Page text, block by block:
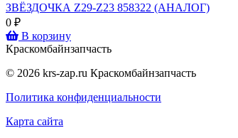
ЗВЁЗДОЧКА Z29-Z23 858322 (АНАЛОГ)
0 ₽
В корзину
Краскомбайнзапчасть
© 2026 krs-zap.ru Краскомбайнзапчасть
Политика конфиденциальности
Карта сайта